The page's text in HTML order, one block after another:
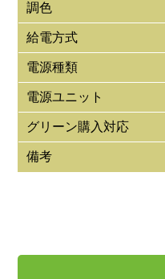
調色
給電方式
電源種類
電源ユニット
グリーン購入対応
備考